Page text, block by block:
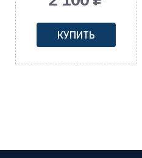
КУПИТЬ